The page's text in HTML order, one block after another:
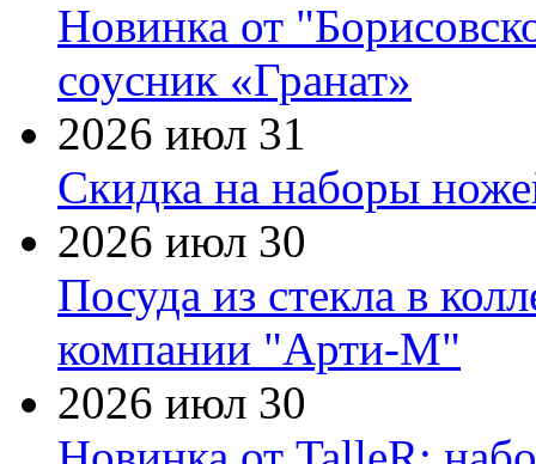
Новинка от
соусник «Гранат»
2026 июл 31
Скидка на наборы
2026 июл 30
Посуда из стекла в
компании "Арти-М"
2026 июл 30